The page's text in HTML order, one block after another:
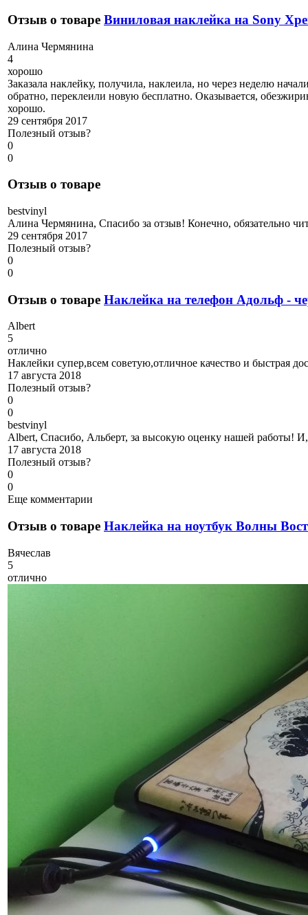
Отзыв о товаре Виниловая наклейка на Sony
Алина Чермянина
4
хорошо
Заказала наклейку, получила, наклеила, но через неделю
обратно, переклеили новую бесплатно. Оказывается,
хорошо.
29 сентября 2017
Полезный отзыв?
0
0
Отзыв о товаре
bestvinyl
Алина Чермянина, Спасибо за отзыв! Конечно, обязательно
29 сентября 2017
Полезный отзыв?
0
0
Отзыв о товаре Наклейка на телефон Адольф -
Albert
5
отлично
Наклейки супер,всем советую,отличное качество и быстрая
17 августа 2018
Полезный отзыв?
0
0
bestvinyl
Albert, Спасибо, Альберт, за высокую оценку нашей работы!
17 августа 2018
Полезный отзыв?
0
0
Еще комментарии
Отзыв о товаре Наклейка на ноутбук Волны
Вячеслав
5
отлично